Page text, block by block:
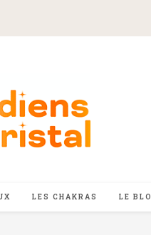
LES CHAKRAS LE